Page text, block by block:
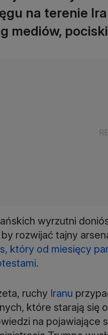
na terenie
mediów,
wyrzutni
rozwijać tajny
który od miesięcy
ruchy Iranu
które starają się
na pojawiające